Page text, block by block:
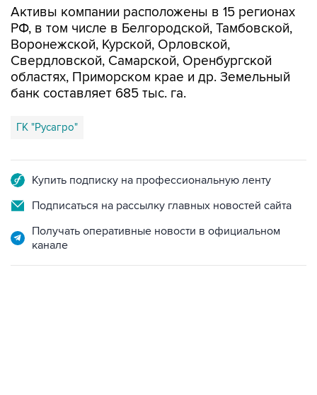
Воронежской, Курской, Орловской,
Свердловской, Самарской, Оренбургской
областях, Приморском крае и др. Земельный
банк составляет 685 тыс. га.
ГК "Русагро"
Подписаться на рассылку главных новостей сайта
Получать оперативные новости в официальном